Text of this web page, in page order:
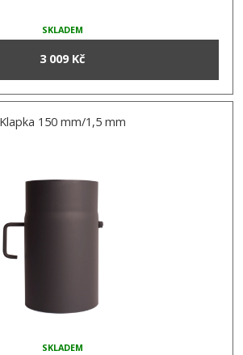
SKLADEM
3 009 Kč
Klapka 150 mm/1,5 mm
SKLADEM